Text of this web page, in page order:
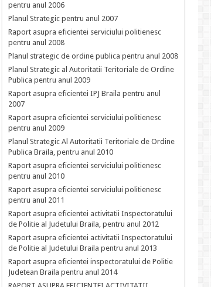
pentru anul 2006
Planul Strategic pentru anul 2007
Raport asupra eficientei serviciului politienesc
pentru anul 2008
Planul strategic de ordine publica pentru anul 2008
Planul Strategic al Autoritatii Teritoriale de Ordine
Publica pentru anul 2009
Raport asupra eficientei IPJ Braila pentru anul
2007
Raport asupra eficientei serviciului politienesc
pentru anul 2009
Planul Strategic Al Autoritatii Teritoriale de Ordine
Publica Braila, pentru anul 2010
Raport asupra eficientei serviciului politienesc
pentru anul 2010
Raport asupra eficientei serviciului politienesc
pentru anul 2011
Raport asupra eficientei activitatii Inspectoratului
de Politie al Judetului Braila, pentru anul 2012
Raport asupra eficientei activitatii Inspectoratului
de Politie al Judetului Braila pentru anul 2013
Raport asupra eficientei inspectoratului de Politie
Judetean Braila pentru anul 2014